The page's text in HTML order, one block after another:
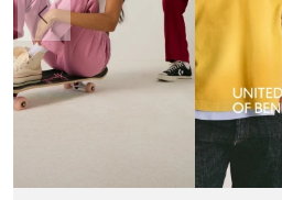
Vorherige